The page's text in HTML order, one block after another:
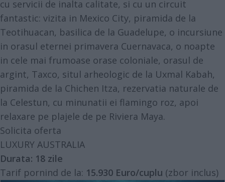
cu servicii de inalta calitate, si cu un circuit
fantastic: vizita in Mexico City, piramida de la
Teotihuacan, basilica de la Guadelupe, o incursiune
in orasul eternei primavera Cuernavaca, o noapte
in cele mai frumoase orase coloniale, orasul de
argint, Taxco, situl arheologic de la Uxmal Kabah,
piramida de la Chichen Itza, rezervatia naturale de
la Celestun, cu minunatii ei flamingo roz, apoi
relaxare pe plajele de pe Riviera Maya.
Solicita oferta
LUXURY AUSTRALIA
Durata: 18 zile
Tarif pornind de la: 15.930 Euro/cuplu (zbor inclus)